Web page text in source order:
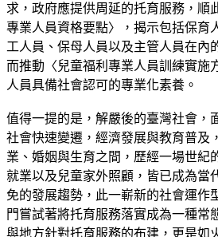
求，政府應提供周延的托育服務，順
專業人員資格要點〉，揭示包括保育
工人員、保母人員以及主管人員在內
而推動〈兒童福利專業人員訓練實施
人員具備社會認可的專業化素養。
值得一提的是，解嚴後的臺灣社會，
社會快速變遷，經濟發展與教育普及
業、婚姻與生育之間，歷經一場世紀
就業以及兒童家外照顧，皆已成為當
免的發展趨勢，此一嶄新的社會運作
門嘗試著將托育服務落實成為一種常
與地方針對托育服務的布建，更是如